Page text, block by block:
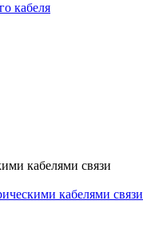
кабеля
кабелями связи
кабелями связи